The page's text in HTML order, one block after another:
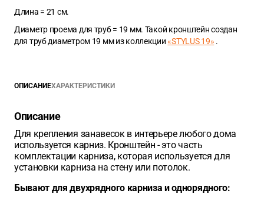
Длина = 21 см.
Диаметр проема для труб = 19 мм. Такой кронштейн создан
для труб диаметром 19 мм из коллекции«STYLUS 19» .
ОПИСАНИЕХАРАКТЕРИСТИКИ
Описание
Для крепления занавесок в интерьере любого дома
используется карниз. Кронштейн - это часть
комплектации карниза, которая используется для
установки карниза на стену или потолок.
Бывают для двухрядного карниза и однорядного: